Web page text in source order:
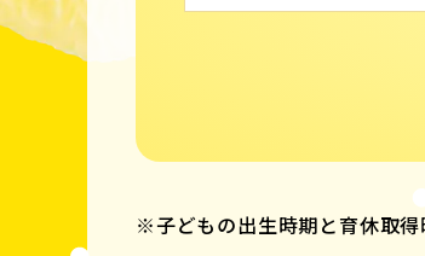
※子どもの出生時期と育休取得